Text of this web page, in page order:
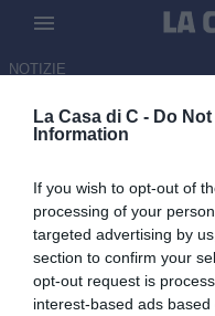
La Casa di C - Do
Information
If you wish to opt-out of
processing of your
targeted advertising by
section to confirm your
opt-out request is
interest-based ads
NOTIZIE
Girone C da
successo
dei playoff
14.05.2026 11:00 di